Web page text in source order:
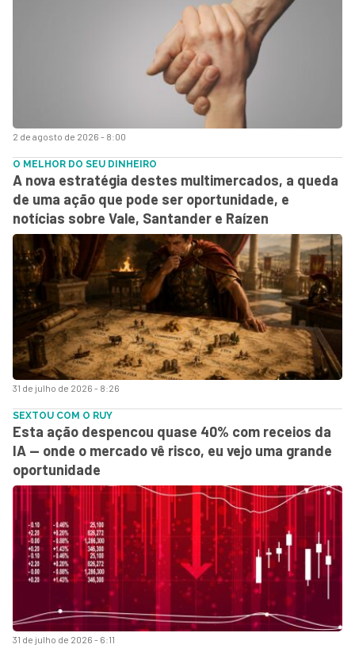
2 de agosto de 2026 - 8:00
31 de julho de 2026 - 8:26
O MELHOR DO SEU DINHEIRO
A nova estratégia destes multimercados, a queda
de uma ação que pode ser oportunidade, e
notícias sobre Vale, Santander e Raízen
31 de julho de 2026 - 6:11
SEXTOU COM O RUY
Esta ação despencou quase 40% com receios da
IA — onde o mercado vê risco, eu vejo uma grande
oportunidade